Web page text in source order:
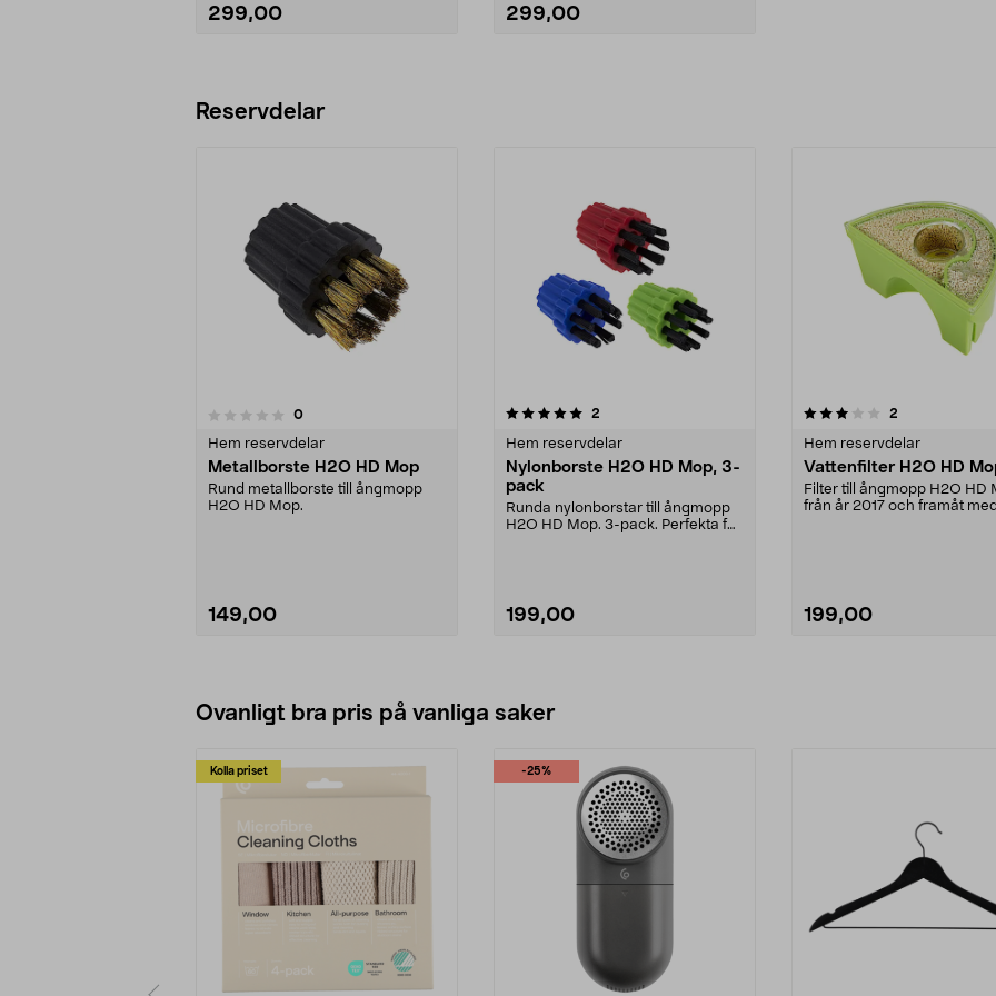
299,00 299,00
Reservdelar
0recensioner
Hem reservdelar
Metallborste H2O HD Mop
Rund metallborste till ångmopp
H2O HD Mop.
149,00
5.0av 5 stjärnor 2
Hem reservdelar
Nylonborste H2O HD Mop, 3-
pack
Runda nylonborstar till ångmopp
H2O HD Mop. 3-pack. Perfekta för
199,00
3.0av 5 stjärnor 2
Hem reservdelar
Vattenfilter H2O HD
Filter till ångmopp H2O HD
från år 2017 och framåt
199,00
Ovanligt bra pris på vanliga saker
Kolla priset -25%